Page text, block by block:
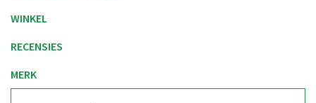
WINKEL
RECENSIES
MERK